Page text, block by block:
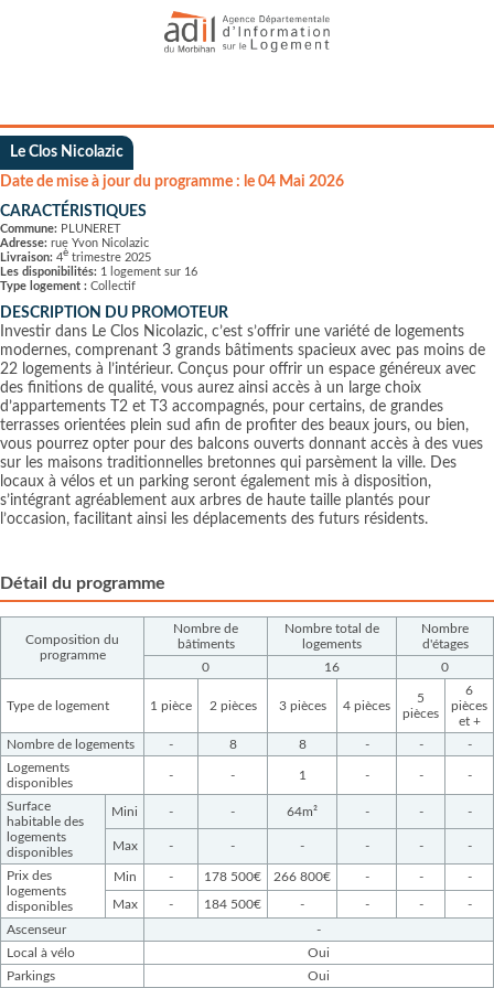
Le Clos Nicolazic
Date de mise à jour du programme : le 04 Mai 2026
CARACTÉRISTIQUES
Commune: PLUNERET
Adresse: rue Yvon Nicolazic
Livraison: 4è trimestre 2025
Les disponibilités: 1 logement sur 16
Type logement : Collectif
DESCRIPTION DU PROMOTEUR
Investir dans Le Clos Nicolazic, c’est s’offrir une variété de logements
modernes, comprenant 3 grands bâtiments spacieux avec pas moins de
22 logements à l’intérieur. Conçus pour offrir un espace généreux avec
des finitions de qualité, vous aurez ainsi accès à un large choix
d’appartements T2 et T3 accompagnés, pour certains, de grandes
terrasses orientées plein sud afin de profiter des beaux jours, ou bien,
vous pourrez opter pour des balcons ouverts donnant accès à des vues
sur les maisons traditionnelles bretonnes qui parsèment la ville. Des
locaux à vélos et un parking seront également mis à disposition,
s’intégrant agréablement aux arbres de haute taille plantés pour
l’occasion, facilitant ainsi les déplacements des futurs résidents.
Détail du programme
Composition du
programme
Nombre de
bâtiments
Nombre total de
logements
Nombre
d'étages
0
16 0
Type de logement 1 pièce 2 pièces 3 pièces 4 pièces
5
pièces
6
pièces
et +
Nombre de logements
- 8 8 - -
-
Logements
disponibles
- - 1 - - -
Surface
habitable des
logements
disponibles
Mini - - 64m² - - -
Max - - - - - -
Prix des
logements
disponibles
Min - 178 500€ 266 800€ - - -
Max - 184 500€ - - -
-
Ascenseur
-
Local à vélo
Oui
Parkings
Oui